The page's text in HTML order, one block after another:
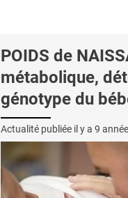
POIDS de
métabolique,
génotype du
Actualité publiée il y a 9